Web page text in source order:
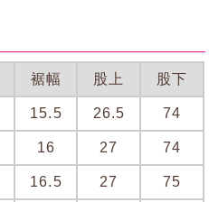
裾幅 股上 股下
15.5 26.5 74
16 27 74
16.5 27 75